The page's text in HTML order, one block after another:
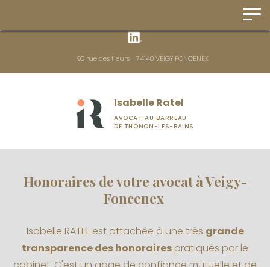
90 rue des fleurs - 74140 VEIGY FONCENEX
Isabelle Ratel
AVOCAT AU BARREAU
DE THONON-LES-BAINS
Honoraires de votre avocat à Veigy-
Foncenex
Isabelle RATEL est attachée à une très grande
transparence des honoraires pratiqués par le